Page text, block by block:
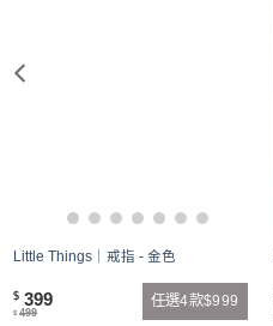
Little Things｜戒指 - 金色
$ 399
$ 499
任選4款$999